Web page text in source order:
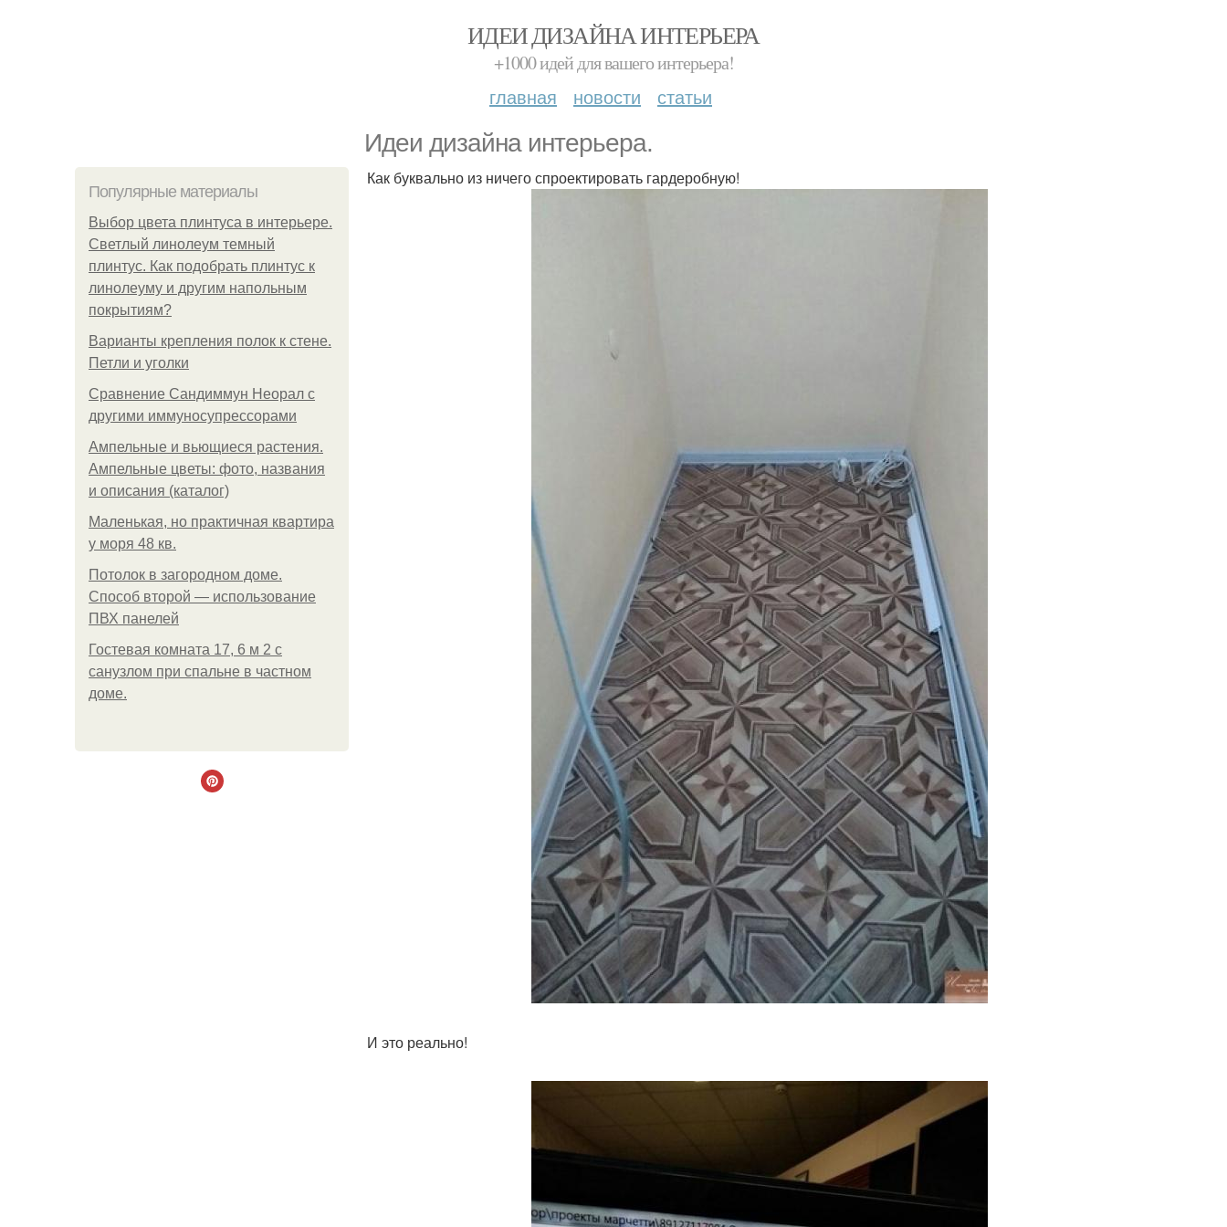
ИДЕИ ДИЗАЙНА ИНТЕРЬЕРА
+1000 идей для вашего интерьера!
главная новости статьи
Идеи дизайна интерьера.
Популярные материалы
Выбор цвета плинтуса в интерьере.
Светлый линолеум темный
плинтус. Как подобрать плинтус к
линолеуму и другим напольным
покрытиям?
Варианты крепления полок к стене.
Петли и уголки
Сравнение Сандиммун Неорал с
другими иммуносупрессорами
Ампельные и вьющиеся растения.
Ампельные цветы: фото, названия
и описания (каталог)
Маленькая, но практичная квартира
у моря 48 кв.
Потолок в загородном доме.
Способ второй — использование
ПВХ панелей
Гостевая комната 17, 6 м 2 с
санузлом при спальне в частном
доме.
Как буквально из ничего спроектировать гардеробную!
И это реально!